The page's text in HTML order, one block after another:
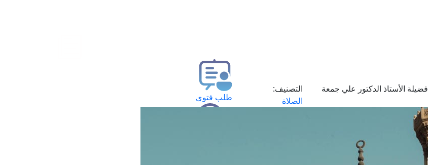
فضيلة الأستاذ الدكتور علي جمعة
التصنيف:
الصلاة
طلب فتوى